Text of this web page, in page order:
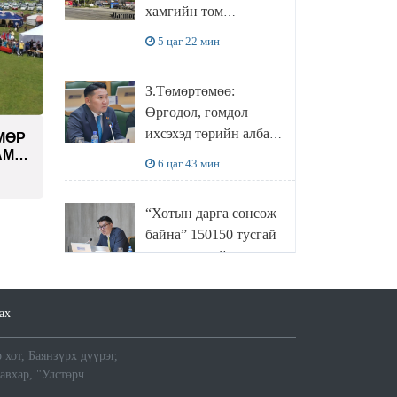
хамгийн том
5 цаг 22 мин
З.Төмөртөмөө:
Өргөдөл, гомдол
ихсэхэд төрийн албан
6 цаг 43 мин
“Хотын дарга сонсож
байна” 150150 тусгай
дугаарыг наймдугаар
7 цаг 3 мин
МОНГОЛ УЛСЫН
Баянзүрх дүүрэг,
"Улстөрч